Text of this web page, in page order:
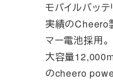
モバイルバッテ
実績のCheero
マー電池採用。
大容量
のcheero